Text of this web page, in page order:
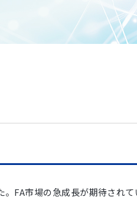
FA市場の急成長が期待され